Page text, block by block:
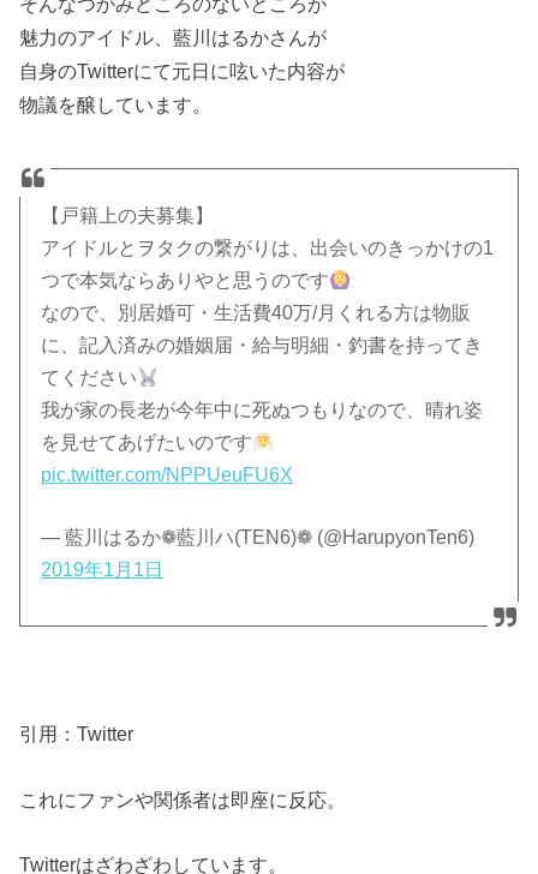
魅力のアイドル、藍川はるかさんが
自身のTwitterにて元日に呟いた内容が
物議を醸しています。
【戸籍上の夫募集】
アイドルとヲタクの繋がりは、出会いのきっかけの1
つで本気ならありやと思うのです
なので、別居婚可・生活費40万/月くれる方は物販
に、記入済みの婚姻届・給与明細・釣書を持ってき
てください
我が家の長老が今年中に死ぬつもりなので、晴れ姿
を見せてあげたいのです
pic.twitter.com/NPPUeuFU6X
— 藍川はるか❁藍川ハ(TEN6)❁ (@HarupyonTen6)
2019年1月1日
引用：Twitter
これにファンや関係者は即座に反応。
Twitterはざわざわしています。